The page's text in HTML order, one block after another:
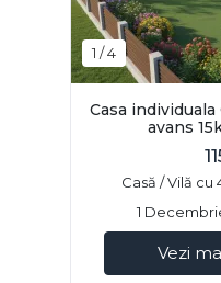
1 /4
Casa
avans
Casă / Vilă
1
Vezi